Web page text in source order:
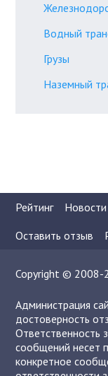
Водный
Грузы
Наземный
Рейтинг Новости
Оставить отзыв
Copyright © 2008-
Администрация
достоверность
Ответственность
сообщений несет
конкретное